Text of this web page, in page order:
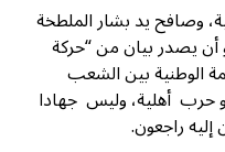
وصافح يد بشار الملطخة
أن يصدر بيان من “حركة
الوطنية بين الشعب
حرب أهلية، وليس جهادا
إليه راجعون.